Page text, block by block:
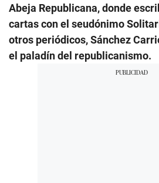
Abeja Republicana, donde
cartas con el seudónimo
otros periódicos, Sánchez
el paladín del republicanismo.